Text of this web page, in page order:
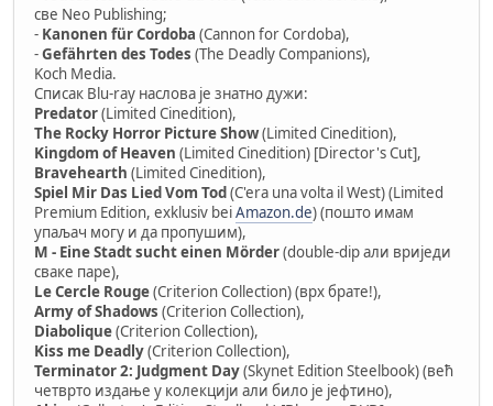
све Neo Publishing;
- Kanonen für Cordoba (Cannon for Cordoba),
-Gefährten des Todes (The Deadly Companions),
Koch Media.
Списак Blu-ray наслова је знатно дужи:
Predator(Limited Cinedition),
The Rocky Horror Picture Show(Limited Cinedition),
Kingdom of Heaven (Limited Cinedition) [Director's Cut],
Bravehearth (Limited Cinedition),
Spiel Mir Das Lied Vom Tod(C'era una volta il West) (Limited
Premium Edition, exklusiv beiAmazon.de) (пошто имам
упаљач могу и да пропушим),
M - Eine Stadt sucht einen Mörder(double-dip али вриједи
сваке паре),
Le Cercle Rouge(Criterion Collection) (врх брате!),
Army of Shadows (Criterion Collection),
Diabolique(Criterion Collection),
Kiss me Deadly(Criterion Collection),
Terminator 2: Judgment Day(Skynet Edition Steelbook) (већ
четврто издање у колекцији али било је јефтино),